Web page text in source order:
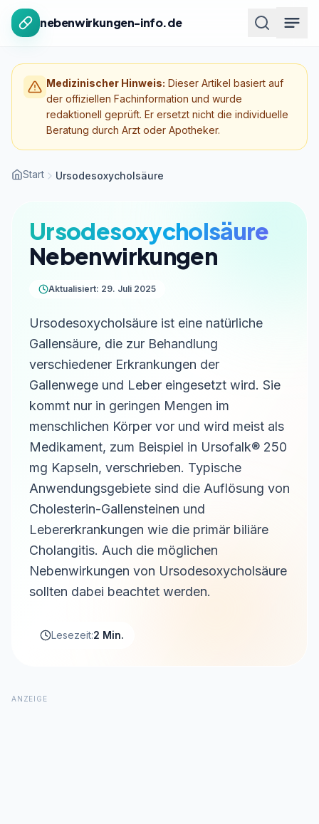
Zum Inhalt springen
nebenwirkungen-info.de
Medizinischer Hinweis: Dieser Artikel basiert auf
der offiziellen Fachinformation und wurde
redaktionell geprüft. Er ersetzt nicht die individuelle
Beratung durch Arzt oder Apotheker.
Start Ursodesoxycholsäure
Ursodesoxycholsäure
Nebenwirkungen
Aktualisiert: 29. Juli 2025
Ursodesoxycholsäure ist eine natürliche
Gallensäure, die zur Behandlung
verschiedener Erkrankungen der
Gallenwege und Leber eingesetzt wird. Sie
kommt nur in geringen Mengen im
menschlichen Körper vor und wird meist als
Medikament, zum Beispiel in Ursofalk® 250
mg Kapseln, verschrieben. Typische
Anwendungsgebiete sind die Auflösung von
Cholesterin-Gallensteinen und
Lebererkrankungen wie die primär biliäre
Cholangitis. Auch die möglichen
Nebenwirkungen von Ursodesoxycholsäure
sollten dabei beachtet werden.
Lesezeit:2 Min.
ANZEIGE